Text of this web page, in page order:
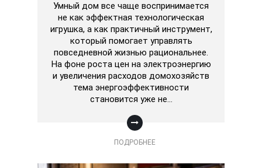
Умный дом все чаще воспринимается
не как эффектная технологическая
игрушка, а как практичный инструмент,
который помогает управлять
повседневной жизнью рациональнее.
На фоне роста цен на электроэнергию
и увеличения расходов домохозяйств
тема энергоэффективности
становится уже не…
ПОДРОБНЕЕ